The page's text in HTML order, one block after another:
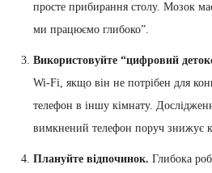
просте прибирання столу. Мозок
ми працюємо глибоко”.
Використовуйте “цифровий
Wi-Fi, якщо він не потрібен для
телефон в іншу кімнату.
вимкнений телефон поруч знижує
Плануйте відпочинок. Глибока